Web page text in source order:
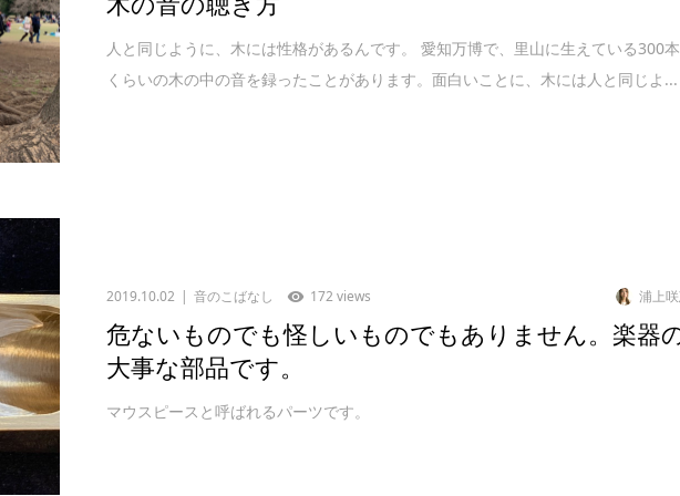
人と同じように、木には性格があるんです。 愛知万博で、里山に生えている300本
くらいの木の中の音を録ったことがあります。面白いことに、木には人と同じよ...
2019.10.02 音のこばなし 172 views 浦上
危ないものでも怪しいものでもありません。楽器
大事な部品です。
マウスピースと呼ばれるパーツです。